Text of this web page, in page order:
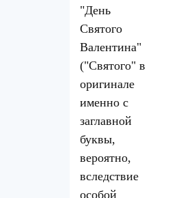
"День
Святого
Валентина"
("Святого" в
оригинале
именно с
заглавной
буквы,
вероятно,
вследствие
особой